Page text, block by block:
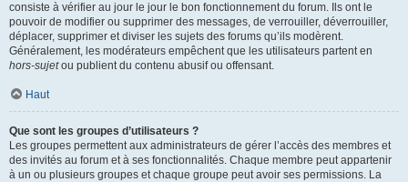
consiste à vérifier au jour le jour le bon fonctionnement du forum. Ils ont le
pouvoir de modifier ou supprimer des messages, de verrouiller, déverrouiller,
déplacer, supprimer et diviser les sujets des forums qu’ils modèrent.
Généralement, les modérateurs empêchent que les utilisateurs partent en
hors-sujetou publient du contenu abusif ou offensant.
Haut
Que sont les groupes d’utilisateurs ?
Les groupes permettent aux administrateurs de gérer l’accès des membres et
des invités au forum et à ses fonctionnalités. Chaque membre peut appartenir
à un ou plusieurs groupes et chaque groupe peut avoir ses permissions. La